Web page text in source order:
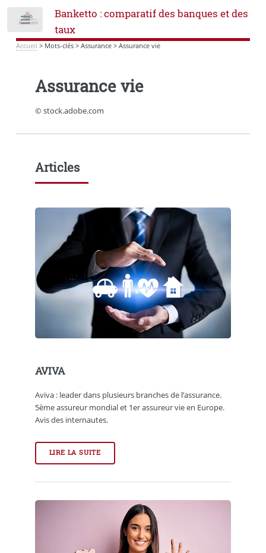
Banketto : comparatif des banques et des
taux
Accueil > Mots-clés> Assurance> Assurance vie
Assurance vie
© stock.adobe.com
Articles
AVIVA
Aviva : leader dans plusieurs branches de l’assurance.
5ème assureur mondial et 1er assureur vie en Europe.
Avis des internautes.
LIRE LA SUITE